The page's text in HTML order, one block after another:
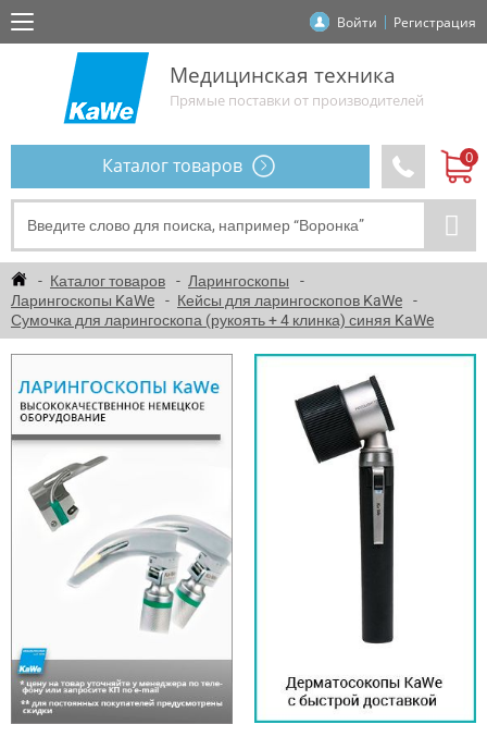
Войти Регистрация
Медицинская техника
Прямые поставки от производителей
Каталог товаров
Каталог товаров
Ларингоскопы
Ларингоскопы KaWe
Кейсы для ларингоскопов KaWe
Сумочка для ларингоскопа (рукоять + 4 клинка) синяя KaWe